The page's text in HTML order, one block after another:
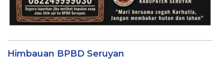
Himbauan BPBD Seruyan